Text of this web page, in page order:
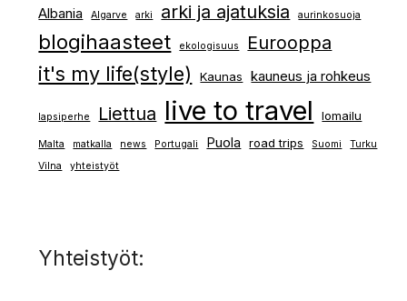
Albania Algarve arki arki ja ajatuksia aurinkosuoja
blogihaasteet ekologisuus Eurooppa
it's my life(style) Kaunas kauneus ja rohkeus
lapsiperhe Liettua live to travel lomailu
Malta matkalla news Portugali Puola road trips Suomi
Turku
Vilna
yhteistyöt
Yhteistyöt: